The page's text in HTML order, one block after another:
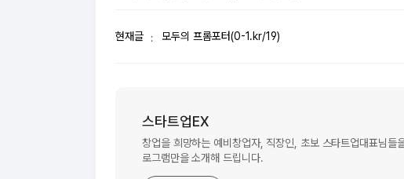
현재글 모두의 프롬포터(0-1.kr/19)
스타트업EX
창업을 희망하는 예비창업자, 직장인, 초보 스타트업대표님들
로그램만을 소개해 드립니다.